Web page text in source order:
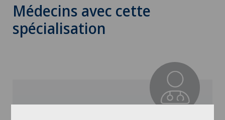
Médecins avec cette
spécialisation